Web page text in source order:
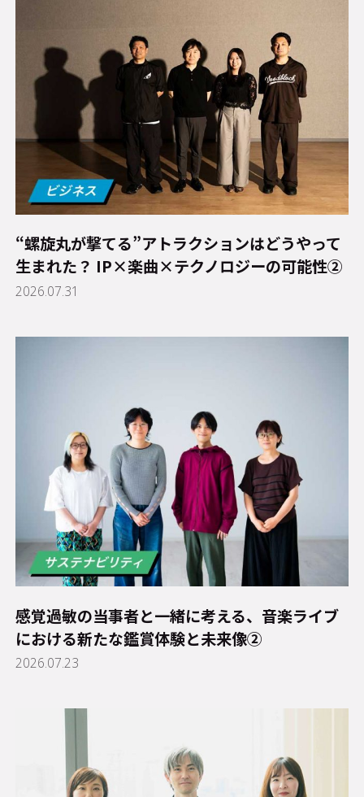
“螺旋丸が撃てる”アトラクションはどうやって
生まれた？ IP×楽曲×テクノロジーの可能性②
2026.07.31
感覚過敏の当事者と一緒に考える、音楽ライブ
における新たな鑑賞体験と未来像②
2026.07.23